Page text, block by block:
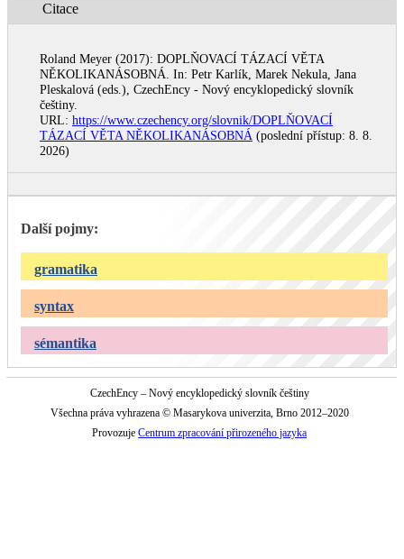
Citace
Roland Meyer (2017): DOPLŇOVACÍ TÁZACÍ VĚTA
NĚKOLIKANÁSOBNÁ. In: Petr Karlík, Marek Nekula, Jana
Pleskalová (eds.), CzechEncy - Nový encyklopedický slovník
češtiny.
URL: https://www.czechency.org/slovnik/DOPLŇOVACÍ
TÁZACÍ VĚTA NĚKOLIKANÁSOBNÁ (poslední přístup: 8. 8.
2026)
Další pojmy:
gramatika
syntax
sémantika
CzechEncy – Nový encyklopedický slovník češtiny
Všechna práva vyhrazena © Masarykova univerzita, Brno 2012–2020
ProvozujeCentrum zpracování přirozeného jazyka